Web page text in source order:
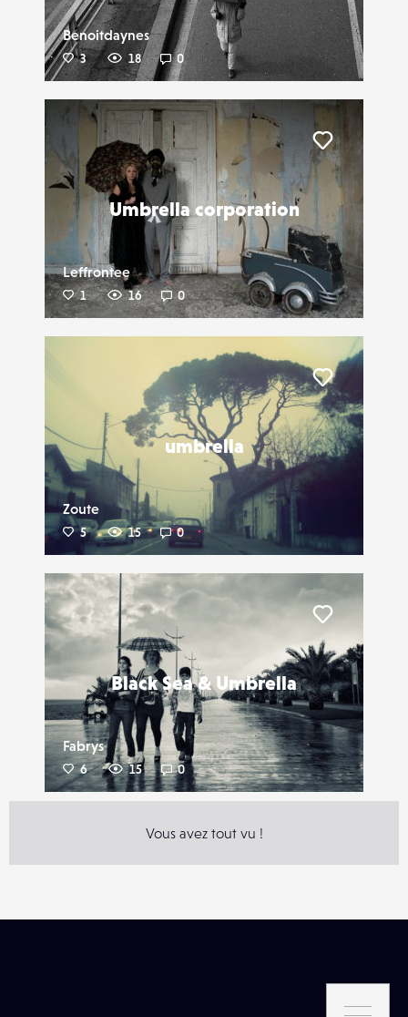
Benoitdaynes
3 18 0
Umbrella corporation
Leffrontee
1 16 0
umbrella
Zoute
5 15 0
Black Sea & Umbrella
Fabrys
6 15 0
Vous avez tout vu !